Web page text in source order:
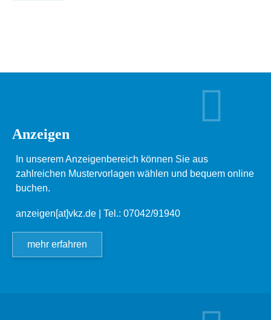
Anzeigen
In unserem Anzeigenbereich können Sie aus
zahlreichen Mustervorlagen wählen und bequem online
buchen.
anzeigen[at]vkz.de | Tel.: 07042/91940
mehr erfahren